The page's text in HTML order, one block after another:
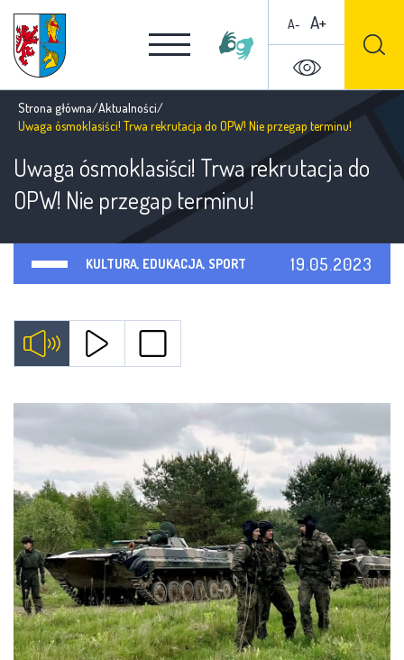
A- A+
Strona główna/Aktualności/
Uwaga ósmoklasiści! Trwa rekrutacja do OPW! Nie przegap terminu!
Uwaga ósmoklasiści! Trwa rekrutacja do
OPW! Nie przegap terminu!
KULTURA, EDUKACJA, SPORT 19.05.2023